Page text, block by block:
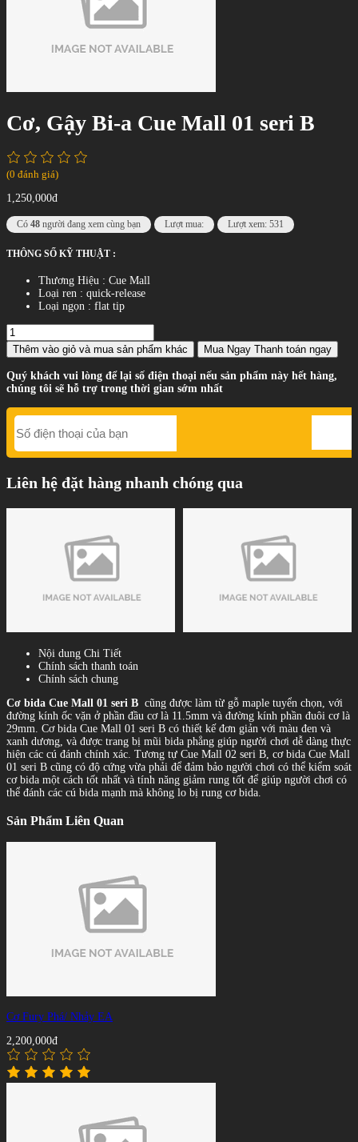
Cơ, Gậy Bi-a Cue Mall 01 seri B
(0 đánh giá)
1,250,000đ
Có 48 người đang xem cùng bạn Lượt mua: Lượt xem: 531
THÔNG SỐ KỸ THUẬT :
Thương Hiệu : Cue Mall
Loại ren : quick-release
Loại ngọn : flat tip
Thêm vào giỏ và mua sản phẩm khác Mua Ngay Thanh toán ngay
Quý khách vui lòng để lại số điện thoại nếu sản phẩm này hết hàng,
chúng tôi sẽ hỗ trợ trong thời gian sớm nhất
Liên hệ đặt hàng nhanh chóng qua
Nội dung Chi Tiết
Chính sách thanh toán
Chính sách chung
Cơ bida Cue Mall 01 seri B cũng được làm từ gỗ maple tuyển chọn, với
đường kính ốc vặn ở phần đầu cơ là 11.5mm và đường kính phần đuôi cơ là
29mm. Cơ bida Cue Mall 01 seri B có thiết kế đơn giản với màu đen và
xanh dương, và được trang bị mũi bida phẳng giúp người chơi dễ dàng thực
hiện các cú đánh chính xác. Tương tự Cue Mall 02 seri B, cơ bida Cue Mall
01 seri B cũng có độ cứng vừa phải để đảm bảo người chơi có thể kiểm soát
cơ bida một cách tốt nhất và tính năng giảm rung tốt để giúp người chơi có
thể đánh các cú bida mạnh mà không lo bị rung cơ bida.
Sản Phẩm Liên Quan
Cơ Fury Phá/ Nhảy EA
2,200,000đ